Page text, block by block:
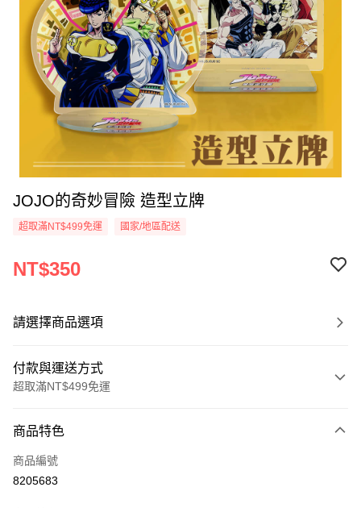
JOJO的奇妙冒險 造型立牌
超取滿NT$499免運 國家/地區配送
NT$350
請選擇商品選項
付款與運送方式
超取滿NT$499免運
信用卡一次付款
超商取貨付款
商品特色
商品編號
8205683